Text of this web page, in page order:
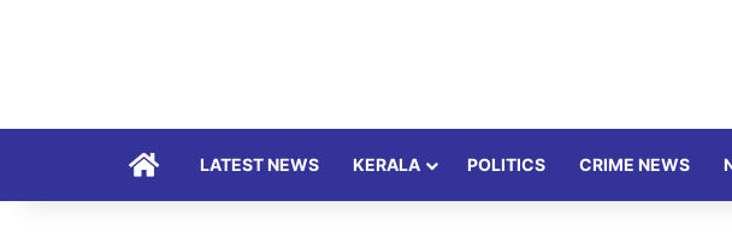
HomeLATEST NEWS KERALA POLITICS CRIME NEWS